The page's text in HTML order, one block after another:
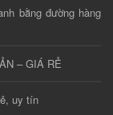
bằng đường hàng
– GIÁ RẺ
uy tín